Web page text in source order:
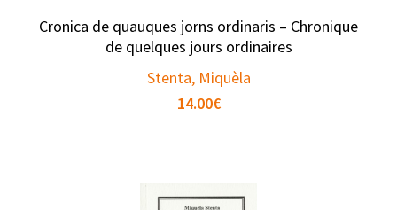
Cronica de quauques jorns ordinaris – Chronique
de quelques jours ordinaires
Stenta, Miquèla
14.00€